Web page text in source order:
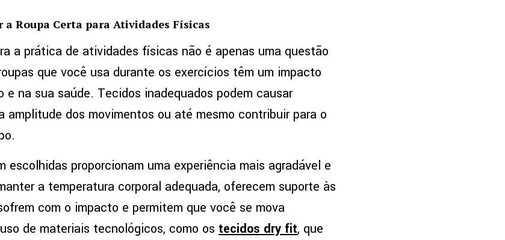
Roupa Certa para Atividades Físicas
a prática de atividades físicas não é apenas uma questão
que você usa durante os exercícios têm um impacto
e na sua saúde. Tecidos inadequados podem causar
amplitude dos movimentos ou até mesmo contribuir para o
escolhidas proporcionam uma experiência mais agradável e
a temperatura corporal adequada, oferecem suporte às
com o impacto e permitem que você se mova
de materiais tecnológicos, como os tecidos dry fit, que